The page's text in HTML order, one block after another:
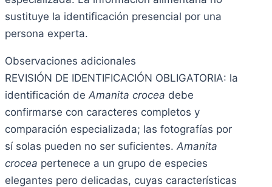
sustituye la identificación presencial por una
persona experta.
Observaciones adicionales
REVISIÓN DE IDENTIFICACIÓN OBLIGATORIA: la
identificación de Amanita crocea debe
confirmarse con caracteres completos y
comparación especializada; las fotografías por
sí solas pueden no ser suficientes. Amanita
crocea pertenece a un grupo de especies
elegantes pero delicadas, cuyas características